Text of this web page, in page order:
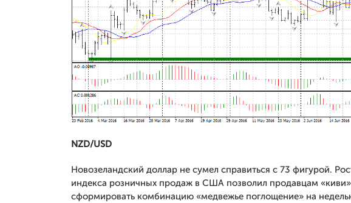
NZD/USD
Новозеландский доллар не сумел справиться с 73 фигурой.
индекса розничных продаж в США позволил продавцам «киви»
сформировать комбинацию «медвежье поглощение» на